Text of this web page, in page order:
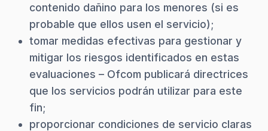
contenido dañino para los menores (si es
probable que ellos usen el servicio);
tomar medidas efectivas para gestionar y
mitigar los riesgos identificados en estas
evaluaciones – Ofcom publicará directrices
que los servicios podrán utilizar para este
fin;
proporcionar condiciones de servicio claras